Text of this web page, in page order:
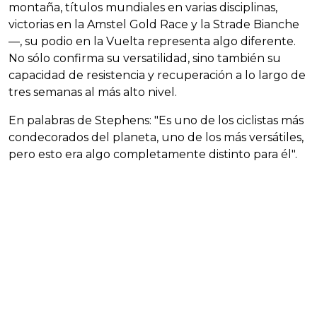
montaña, títulos mundiales en varias disciplinas,
victorias en la Amstel Gold Race y la Strade Bianche
—, su podio en la Vuelta representa algo diferente.
No sólo confirma su versatilidad, sino también su
capacidad de resistencia y recuperación a lo largo de
tres semanas al más alto nivel.
En palabras de Stephens: "Es uno de los ciclistas más
condecorados del planeta, uno de los más versátiles,
pero esto era algo completamente distinto para él".